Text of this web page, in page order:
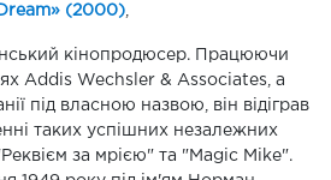
(2000)
кінопродюсер. Працюючи
Addis Wechsler & Associates, а
під власною назвою, він відіграв
таких успішних незалежних
за мрією" та "Magic Mike".